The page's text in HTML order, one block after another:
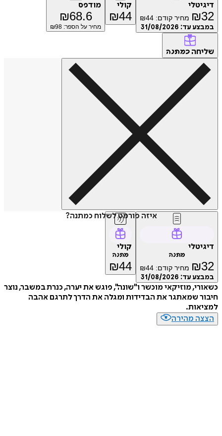
דיגיטלי
₪32 מחיר קודם: ₪44
במבצע עד: 31/08/2026
קולי
₪44
מודפס
₪68.6
מחיר על הספר: ₪ 98
שליחה כמתנה
איזה פורמט לשלוח כמתנה?
דיגיטלי
מתנה
₪32 מחיר קודם: ₪44
במבצע עד: 31/08/2026
קולי
מתנה
₪44
כשאורי, מוזיקאי מוכשר ו"שונה", פוגש את יערה, כנרת במשבר, נוצר
חיבור שמאתגר את הבדידות ומגלה את הדרך לתרגם אהבה
למציאות.
הצצה מהירה